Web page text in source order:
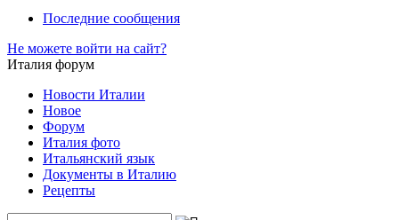
Последние сообщения
Не можете войти на сайт?
Италия форум
Новости Италии
Новое
Форум
Италия фото
Итальянский язык
Документы в Италию
Рецепты